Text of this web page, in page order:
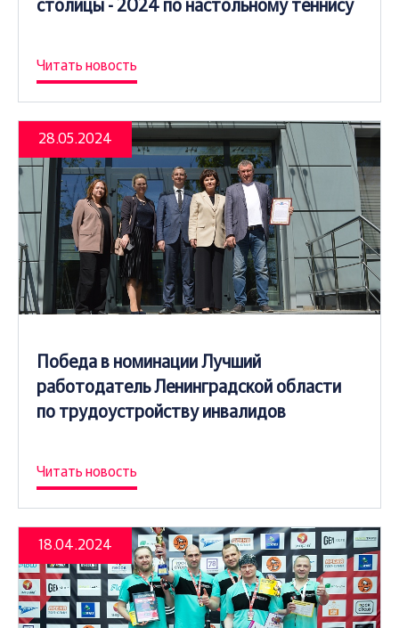
столицы - 2024 по настольному теннису
Читать новость
28.05.2024
Победа в номинации Лучший
работодатель Ленинградской области
по трудоустройству инвалидов
Читать новость
18.04.2024